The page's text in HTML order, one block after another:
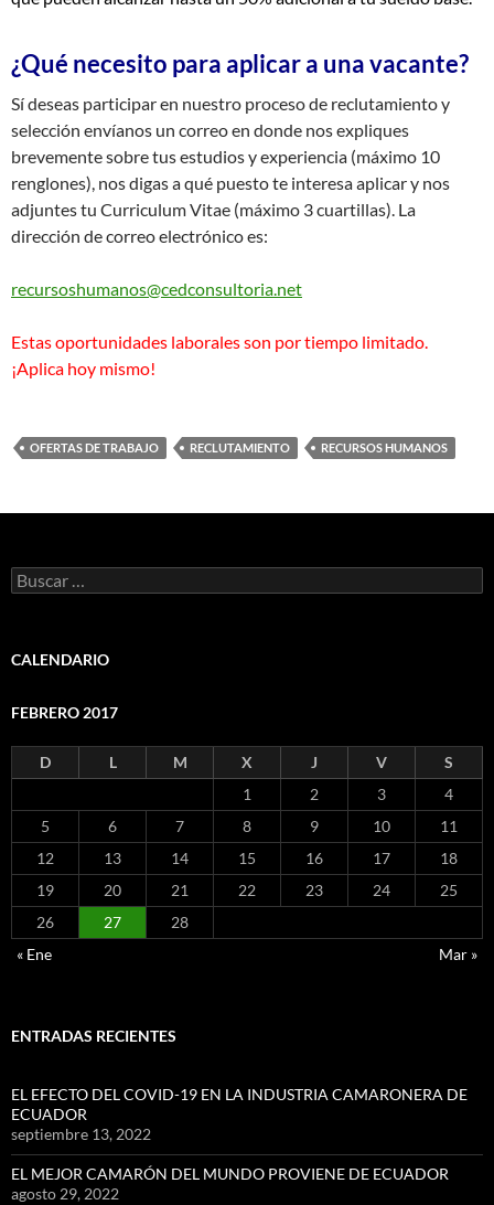
¿Qué necesito para aplicar a una vacante?
Sí deseas participar en nuestro proceso de reclutamiento y
selección envíanos un correo en donde nos expliques
brevemente sobre tus estudios y experiencia (máximo 10
renglones), nos digas a qué puesto te interesa aplicar y nos
adjuntes tu Curriculum Vitae (máximo 3 cuartillas). La
dirección de correo electrónico es:
recursoshumanos@cedconsultoria.net
Estas oportunidades laborales son por tiempo limitado.
¡Aplica hoy mismo!
OFERTAS DE TRABAJO RECLUTAMIENTO RECURSOS HUMANOS
Buscar:
CALENDARIO
FEBRERO 2017
D L M X J V
S
1
2 3
4
5
6 7 8 9 10
11
12
13 14 15 16 17
18
19
20 21 22 23 24
25
26
27
28
« Ene
Mar »
ENTRADAS RECIENTES
EL EFECTO DEL COVID-19 EN LA INDUSTRIA CAMARONERA DE
ECUADOR
septiembre 13, 2022
EL MEJOR CAMARÓN DEL MUNDO PROVIENE DE ECUADOR
agosto 29, 2022